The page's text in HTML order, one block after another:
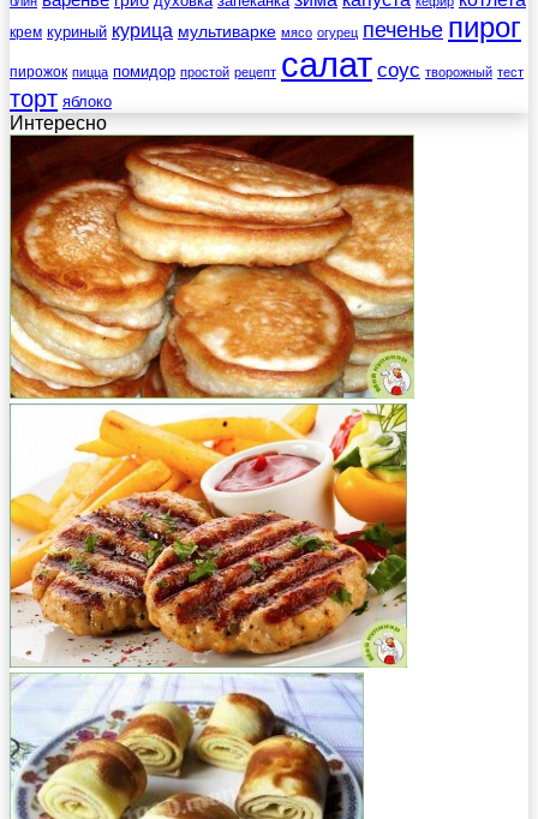
крем куриный курица мультиварке мясо огурец печенье пирог
пирожок пицца помидор простой рецепт салат соус творожный тест
торт яблоко
Интересно